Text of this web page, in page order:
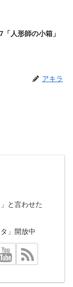
「人形師の小箱」
アキラ
と言わせた
」開放中